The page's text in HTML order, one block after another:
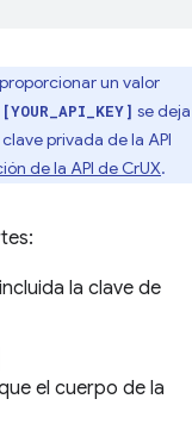
un valor
[YOUR_API_KEY] se deja
privada de la API
de la API de CrUX.
la clave de
el cuerpo de la